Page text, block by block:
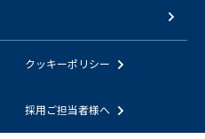
クッキーポリシー
採用ご担当者様へ